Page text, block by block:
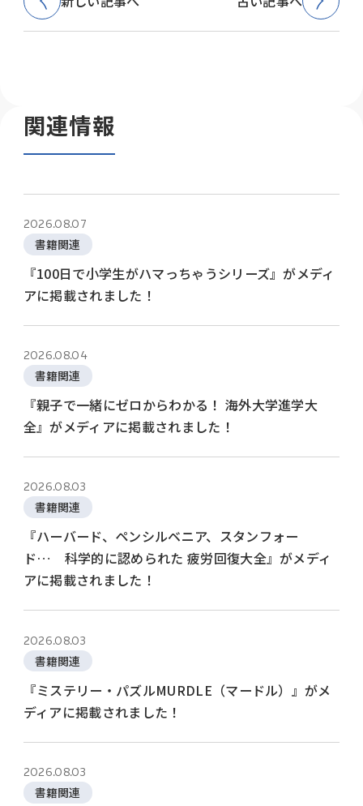
関連情報
2026.08.07
書籍関連
『100日で小学生がハマっちゃうシリーズ』がメディ
アに掲載されました！
2026.08.04
書籍関連
『親子で一緒にゼロからわかる！ 海外大学進学大
全』がメディアに掲載されました！
2026.08.03
書籍関連
『ハーバード、ペンシルベニア、スタンフォー
ド… 科学的に認められた 疲労回復大全』がメディ
アに掲載されました！
2026.08.03
書籍関連
『ミステリー・パズルMURDLE（マードル）』がメ
ディアに掲載されました！
2026.08.03
書籍関連